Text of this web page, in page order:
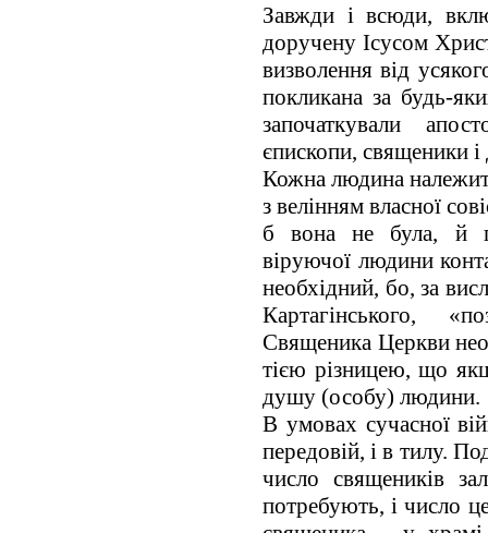
Завжди і всюди,
доручену Ісусом
визволення від
покликана за будь-
започаткували
єпископи, священики
Кожна людина
з велінням власної
б вона не була, й
віруючої людини
необхідний, бо, за
Картагінського,
Священика Церкви
тією різницею, що
душу (особу) людини.
В умовах сучасної
передовій, і в тилу.
число священиків
потребують, і число